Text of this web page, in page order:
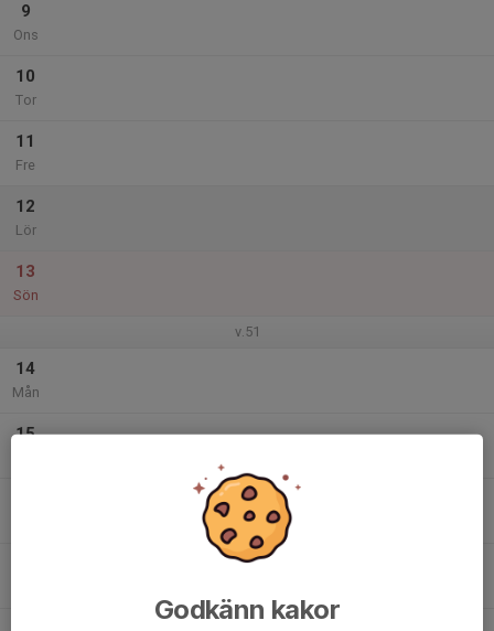
9
Ons
10
Tor
11
Fre
12
Lör
13
Sön
v.51
14
Mån
15
Godkänn kakor